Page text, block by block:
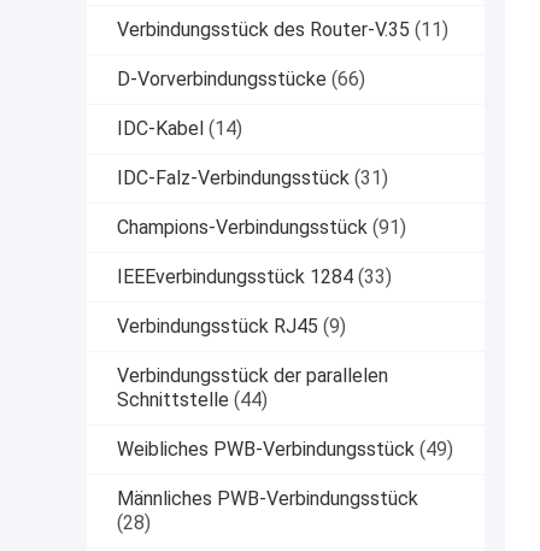
Verbindungsstück des Router-V.35 (11)
D-Vorverbindungsstücke (66)
IDC-Kabel (14)
IDC-Falz-Verbindungsstück (31)
Champions-Verbindungsstück (91)
IEEEverbindungsstück 1284 (33)
Verbindungsstück RJ45 (9)
Verbindungsstück der parallelen
Schnittstelle (44)
Weibliches PWB-Verbindungsstück (49)
Männliches PWB-Verbindungsstück
(28)